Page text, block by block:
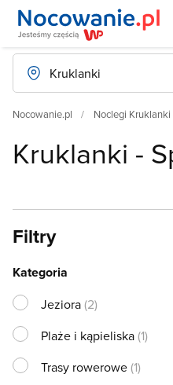
Nocowanie.pl Noclegi Kruklanki
Kruklanki -
Filtry
Kategoria
Jeziora(2)
Plaże i kąpieliska(1)
Trasy rowerowe(1)